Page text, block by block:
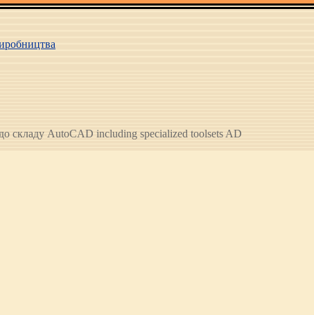
складу AutoCAD including specialized toolsets AD